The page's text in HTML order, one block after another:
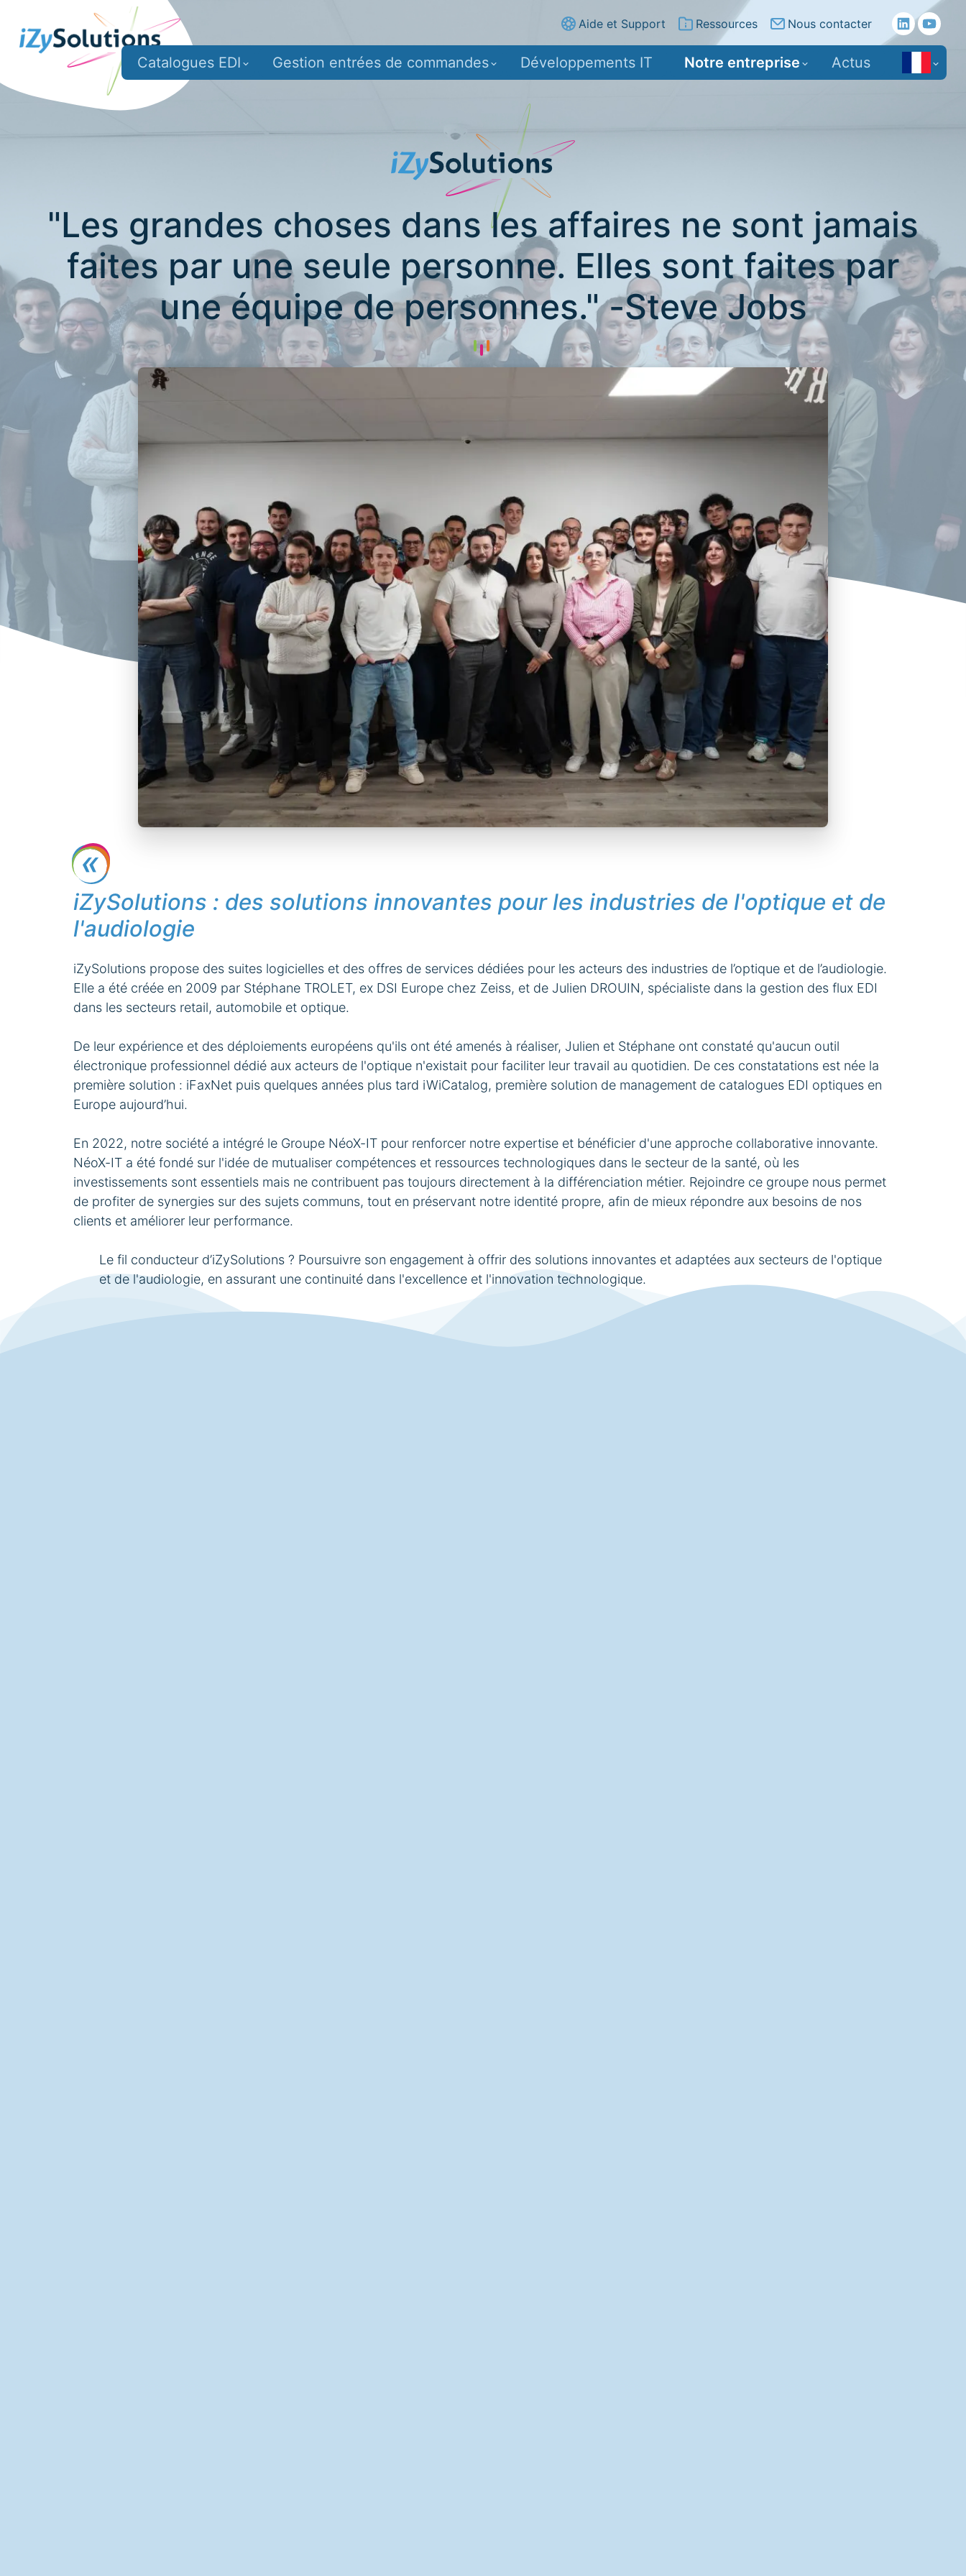
Aide et Support Ressources Nous contacter
Catalogues EDI Gestion entrées de commandes Développements IT Notre entreprise Actus
"Les grandes choses dans les affaires ne sont jamais
faites par une seule personne. Elles sont faites par
une équipe de personnes." -Steve Jobs
iZySolutions : des solutions innovantes pour les industries de l'optique et de
l'audiologie
iZySolutions propose des suites logicielles et des offres de services dédiées pour les acteurs des industries de l’optique et de l’audiologie.
Elle a été créée en 2009 par Stéphane TROLET, ex DSI Europe chez Zeiss, et de Julien DROUIN, spécialiste dans la gestion des flux EDI
dans les secteurs retail, automobile et optique.
De leur expérience et des déploiements européens qu'ils ont été amenés à réaliser, Julien et Stéphane ont constaté qu'aucun outil
électronique professionnel dédié aux acteurs de l'optique n'existait pour faciliter leur travail au quotidien. De ces constatations est née la
première solution : iFaxNet puis quelques années plus tard iWiCatalog, première solution de management de catalogues EDI optiques en
Europe aujourd’hui.
En 2022, notre société a intégré le Groupe NéoX-IT pour renforcer notre expertise et bénéficier d'une approche collaborative innovante.
NéoX-IT a été fondé sur l'idée de mutualiser compétences et ressources technologiques dans le secteur de la santé, où les
investissements sont essentiels mais ne contribuent pas toujours directement à la différenciation métier. Rejoindre ce groupe nous permet
de profiter de synergies sur des sujets communs, tout en préservant notre identité propre, afin de mieux répondre aux besoins de nos
clients et améliorer leur performance.
Le fil conducteur d’iZySolutions ? Poursuivre son engagement à offrir des solutions innovantes et adaptées aux secteurs de l'optique
et de l'audiologie, en assurant une continuité dans l'excellence et l'innovation technologique.